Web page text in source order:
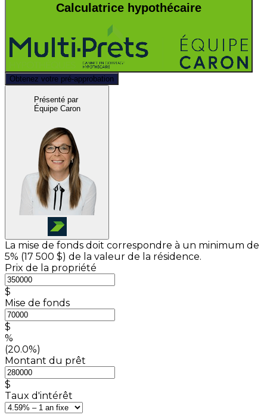
Calculatrice hypothécaire
Obtenez votre pré-approbation
Présenté par
Équipe Caron
La mise de fonds doit correspondre à un minimum de
5% (17 500 $) de la valeur de la résidence.
Prix de la propriété
$
Mise de fonds
$
%
(20.0%)
Montant du prêt
$
Taux d'intérêt